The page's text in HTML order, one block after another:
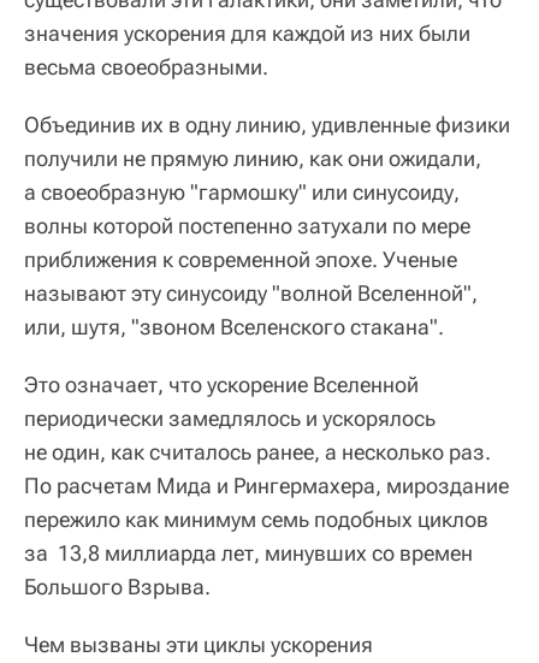
значения ускорения для каждой из них были
весьма своеобразными.
Объединив их в одну линию, удивленные физики
получили не прямую линию, как они ожидали,
а своеобразную "гармошку" или синусоиду,
волны которой постепенно затухали по мере
приближения к современной эпохе. Ученые
называют эту синусоиду "волной Вселенной",
или, шутя, "звоном Вселенского стакана".
Это означает, что ускорение Вселенной
периодически замедлялось и ускорялось
не один, как считалось ранее, а несколько раз.
По расчетам Мида и Рингермахера, мироздание
пережило как минимум семь подобных циклов
за 13,8 миллиарда лет, минувших со времен
Большого Взрыва.
Чем вызваны эти циклы ускорения